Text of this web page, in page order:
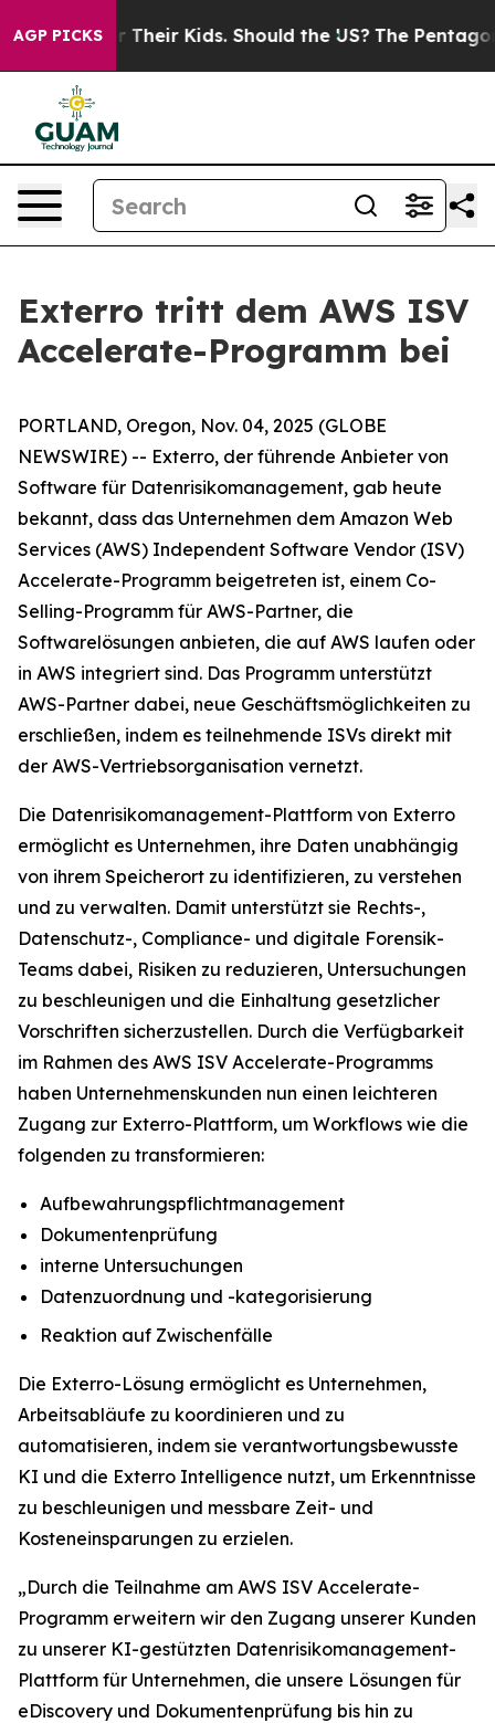
AGP PICKSfor Their Kids. Should the US? The Pentagon Is
Exterro tritt dem AWS ISV
Accelerate-Programm bei
PORTLAND, Oregon, Nov. 04, 2025 (GLOBE
NEWSWIRE) -- Exterro, der führende Anbieter von
Software für Datenrisikomanagement, gab heute
bekannt, dass das Unternehmen dem Amazon Web
Services (AWS) Independent Software Vendor (ISV)
Accelerate-Programm beigetreten ist, einem Co-
Selling-Programm für AWS-Partner, die
Softwarelösungen anbieten, die auf AWS laufen oder
in AWS integriert sind. Das Programm unterstützt
AWS-Partner dabei, neue Geschäftsmöglichkeiten zu
erschließen, indem es teilnehmende ISVs direkt mit
der AWS-Vertriebsorganisation vernetzt.
Die Datenrisikomanagement-Plattform von Exterro
ermöglicht es Unternehmen, ihre Daten unabhängig
von ihrem Speicherort zu identifizieren, zu verstehen
und zu verwalten. Damit unterstützt sie Rechts-,
Datenschutz-, Compliance- und digitale Forensik-
Teams dabei, Risiken zu reduzieren, Untersuchungen
zu beschleunigen und die Einhaltung gesetzlicher
Vorschriften sicherzustellen. Durch die Verfügbarkeit
im Rahmen des AWS ISV Accelerate-Programms
haben Unternehmenskunden nun einen leichteren
Zugang zur Exterro-Plattform, um Workflows wie die
folgenden zu transformieren:
Aufbewahrungspflichtmanagement
Dokumentenprüfung
interne Untersuchungen
Datenzuordnung und -kategorisierung
Reaktion auf Zwischenfälle
Die Exterro-Lösung ermöglicht es Unternehmen,
Arbeitsabläufe zu koordinieren und zu
automatisieren, indem sie verantwortungsbewusste
KI und die Exterro Intelligence nutzt, um Erkenntnisse
zu beschleunigen und messbare Zeit- und
Kosteneinsparungen zu erzielen.
„Durch die Teilnahme am AWS ISV Accelerate-
Programm erweitern wir den Zugang unserer Kunden
zu unserer KI-gestützten Datenrisikomanagement-
Plattform für Unternehmen, die unsere Lösungen für
eDiscovery und Dokumentenprüfung bis hin zu